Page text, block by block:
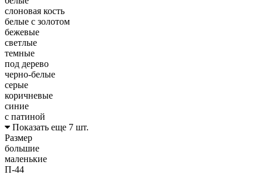
слоновая кость
белые с золотом
бежевые
светлые
темные
под дерево
черно-белые
серые
коричневые
синие
с патиной
Показать еще 7 шт.
Размер
большие
маленькие
П-44